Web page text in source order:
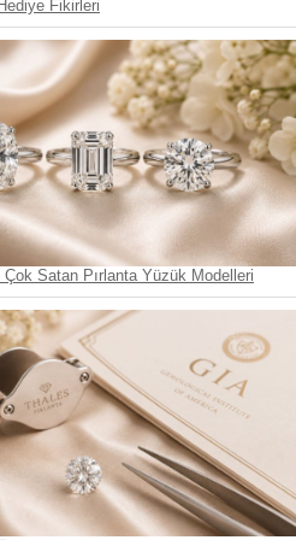
Fikirleri
Çok Satan Pırlanta Yüzük Modelleri